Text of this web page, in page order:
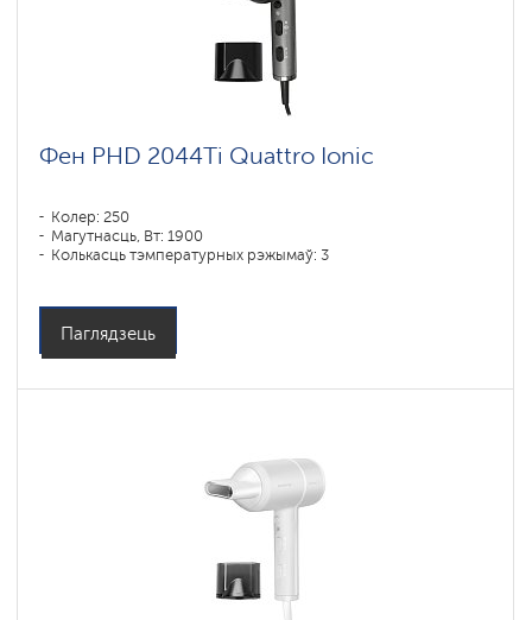
Фен PHD 2044Ti Quattro Ionic
Колер: 250
Магутнасць, Вт: 1900
Колькасць тэмпературных рэжымаў: 3
Паглядзець